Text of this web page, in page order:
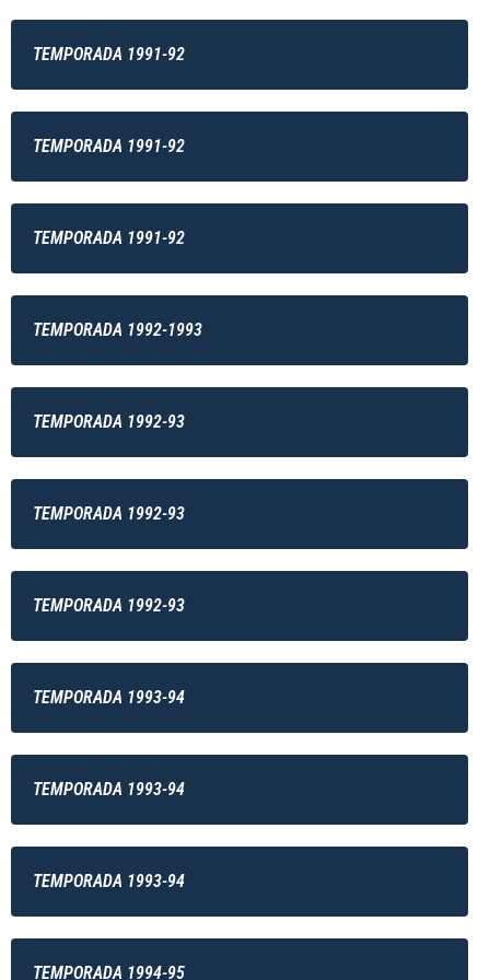
TEMPORADA 1991-92
TEMPORADA 1991-92
TEMPORADA 1991-92
TEMPORADA 1992-1993
TEMPORADA 1992-93
TEMPORADA 1992-93
TEMPORADA 1992-93
TEMPORADA 1993-94
TEMPORADA 1993-94
TEMPORADA 1993-94
TEMPORADA 1994-95